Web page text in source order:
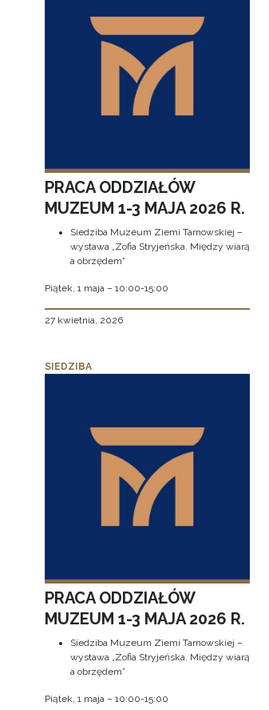
PRACA ODDZIAŁÓW
MUZEUM 1-3 MAJA 2026 R.
Siedziba Muzeum Ziemi Tarnowskiej –
wystawa „Zofia Stryjeńska. Między wiarą
a obrzędem”
Piątek, 1 maja – 10:00-15:00
27 kwietnia, 2026
SIEDZIBA
PRACA ODDZIAŁÓW
MUZEUM 1-3 MAJA 2026 R.
Siedziba Muzeum Ziemi Tarnowskiej –
wystawa „Zofia Stryjeńska. Między wiarą
a obrzędem”
Piątek, 1 maja – 10:00-15:00